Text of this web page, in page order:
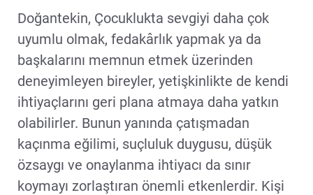
Doğantekin, Çocuklukta sevgiyi daha çok
uyumlu olmak, fedakârlık yapmak ya da
başkalarını memnun etmek üzerinden
deneyimleyen bireyler, yetişkinlikte de kendi
ihtiyaçlarını geri plana atmaya daha yatkın
olabilirler. Bunun yanında çatışmadan
kaçınma eğilimi, suçluluk duygusu, düşük
özsaygı ve onaylanma ihtiyacı da sınır
koymayı zorlaştıran önemli etkenlerdir. Kişi